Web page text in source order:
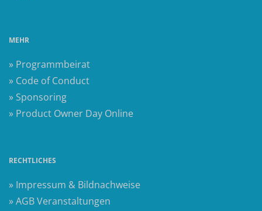
MEHR
» Programmbeirat
» Code of Conduct
» Sponsoring
» Product Owner Day Online
RECHTLICHES
» Impressum & Bildnachweise
» AGB Veranstaltungen